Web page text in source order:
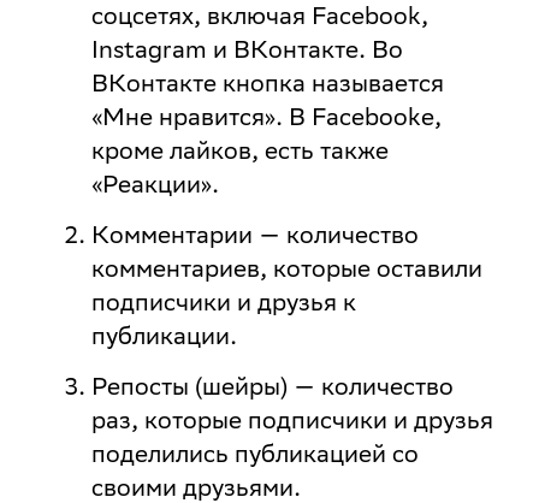
соцсетях, включая Facebook,
Instagram и ВКонтакте. Во
ВКонтакте кнопка называется
«Мне нравится». В Facebookе,
кроме лайков, есть также
«Реакции».
Комментарии — количество
комментариев, которые оставили
подписчики и друзья к
публикации.
Репосты (шейры) — количество
раз, которые подписчики и друзья
поделились публикацией со
своими друзьями.